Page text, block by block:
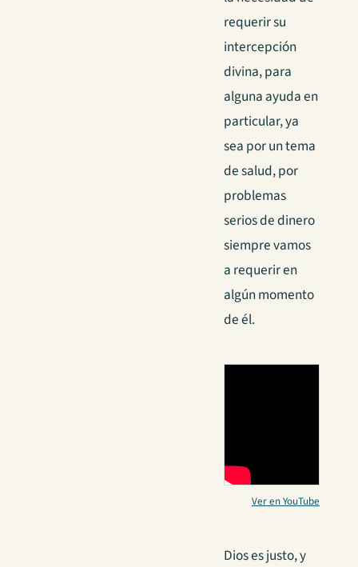
requerir su
intercepción
divina, para
alguna ayuda en
particular, ya
sea por un tema
de salud, por
problemas
serios de dinero
siempre vamos
a requerir en
algún momento
de él.
Ver en YouTube
Dios es justo, y